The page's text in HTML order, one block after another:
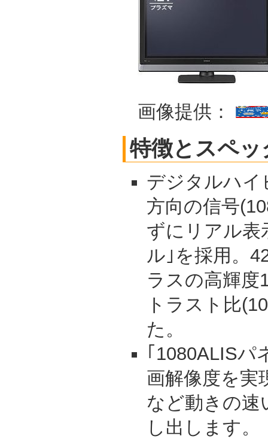
画像提供：
特徴とスペッ
デジタルハイ
方向の信号
ずにリアル表
ル｣を採用。
ラスの高輝度
トラスト比
た。
｢1080ALISパ
画解像度を実
など動きの速
し出します。